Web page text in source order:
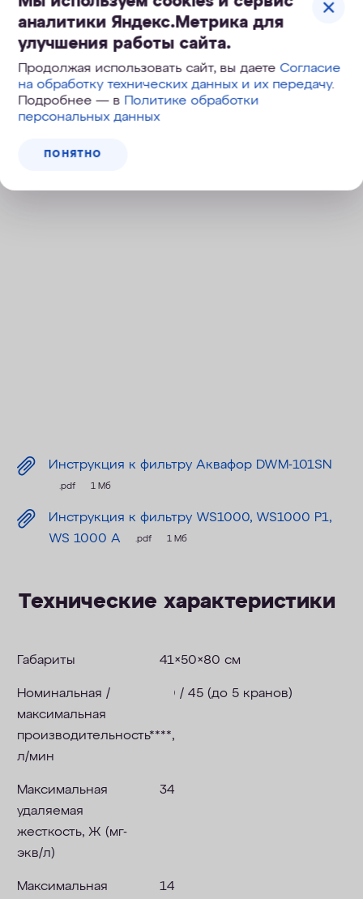
Инструкция к фильтру Аквафор DWM-101SN
.pdf 1 Мб
Инструкция к фильтру WS1000, WS1000 P1,
WS 1000 A
.pdf 1 Мб
Технические характеристики
Габариты 41×50×80 см
Номинальная /
максимальная
производительность****,
л/мин
30 / 45 (до 5 кранов)
Максимальная
удаляемая
жесткость, Ж (мг-
экв/л)
34
Максимальная
14
аналитики Яндекс.Метрика для
улучшения работы сайта.
Продолжая использовать сайт, вы даетеСогласие
на обработку технических данных и их передачу.
Подробнее — в Политике обработки
персональных данных
ПОНЯТНО